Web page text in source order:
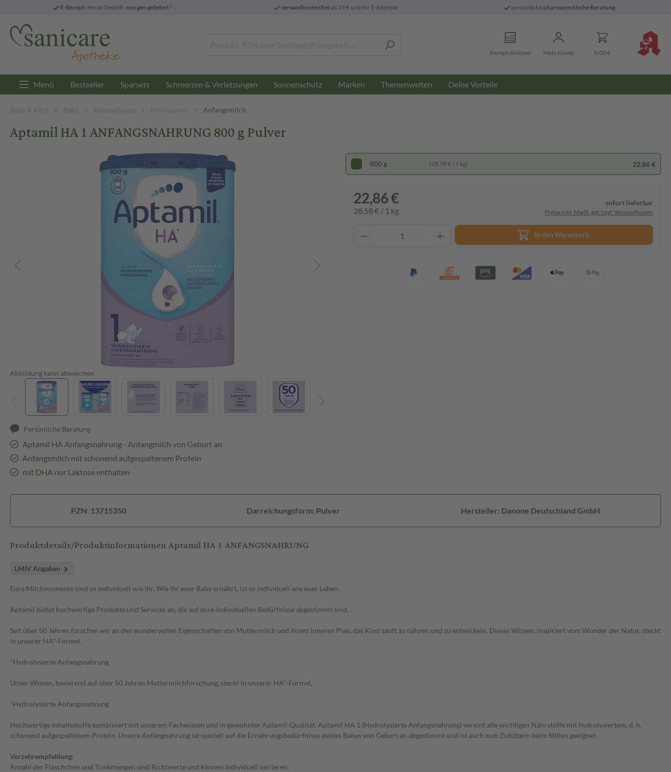
E-Rezept: Heute bestellt, morgen geliefert3 versandkostenfreiab 29 € und für E-Rezepte persönliche pharmazeutische Beratung
Rezept einlösen Mein Konto 0,00 €
Menü Bestseller Sparsets Schmerzen & Verletzungen Sonnenschutz Marken Themenwelten Deine Vorteile
Baby & Kind Baby Babynahrung Milchpulver Anfangsmilch
Aptamil HA 1 ANFANGSNAHRUNG 800 g Pulver
Abbildung kann abweichen
Persönliche Beratung
Aptamil HA Anfangsnahrung - Anfangmilch von Geburt an
Anfangsmilch mit schonend aufgespaltenem Protein
mit DHA nur Laktose enthalten
800 g (28,58 € / 1 kg) 22,86 €
22,86 €
28,58 € / 1 kg
sofort lieferbar
Preise inkl. MwSt. ggf. zzgl. Versandkosten
In den Warenkorb
PZN: 13715350 Darreichungsform: Pulver Hersteller: Danone Deutschland GmbH
Produktdetails/Produktinformationen Aptamil HA 1 ANFANGSNAHRUNG
LMIV Angaben
Eure Milchmomente sind so individuell wie ihr. Wie ihr euer Baby ernährt, ist so individuell wie euer Leben.
Aptamil️ bietet hochwertige Produkte und Services an, die auf eure individuellen Bedürfnisse abgestimmt sind.
Seit über 50 Jahren forschen wir an den wundervollen Eigenschaften von Muttermilch und ihrem inneren Plan, das Kind sanft zu nähren und zu entwickeln. Dieses Wissen, inspiriert vom Wunder der Natur, steckt
in unserer HA*-Formel.
*Hydrolysierte Anfangsnahrung
Unser Wissen, basierend auf über 50 Jahren Muttermilchforschung, steckt in unserer HA*-Formel.
*Hydrolysierte Anfangsnahrung
Hochwertige Inhaltsstoffe kombiniert mit unserem Fachwissen und in gewohnter Aptamil-Qualität. Aptamil HA 1 (Hydrolysierte Anfangsnahrung) vereint alle wichtigen Nährstoffe mit hydrolysiertem, d. h.
schonend aufgespaltenem Protein. Unsere Anfangnahrung ist speziell auf die Ernährungsbedürfnisse deines Babys von Geburt an abgestimmt und ist auch zum Zufüttern beim Stillen geeignet.
Verzehrempfehlung:
Anzahl der Fläschchen und Trinkmengen sind Richtwerte und können individuell variieren.